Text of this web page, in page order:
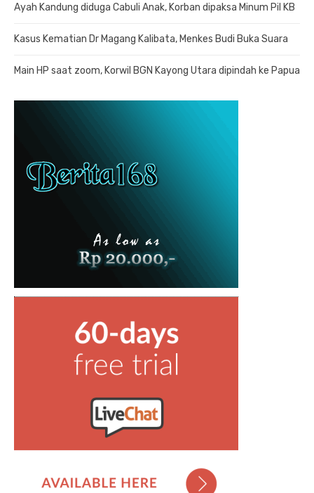
Ayah Kandung diduga Cabuli Anak, Korban dipaksa Minum Pil KB
Kasus Kematian Dr Magang Kalibata, Menkes Budi Buka Suara
Main HP saat zoom, Korwil BGN Kayong Utara dipindah ke Papua